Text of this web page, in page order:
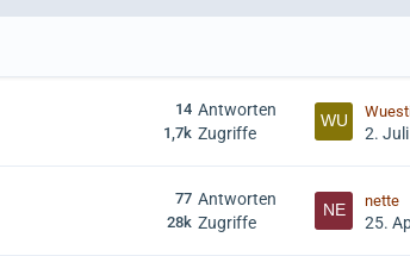
Antworten
14
Zugriffe
1,7k 2.
Antworten
77
Zugriffe
28k
nette
25.